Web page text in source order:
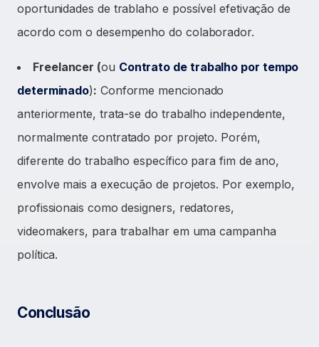
oportunidades de trablaho e possível efetivação de
acordo com o desempenho do colaborador.
Freelancer (ou Contrato de trabalho por tempo
determinado): Conforme mencionado
anteriormente, trata-se do trabalho independente,
normalmente contratado por projeto. Porém,
diferente do trabalho específico para fim de ano,
envolve mais a execução de projetos. Por exemplo,
profissionais como designers, redatores,
videomakers, para trabalhar em uma campanha
política.
Conclusão